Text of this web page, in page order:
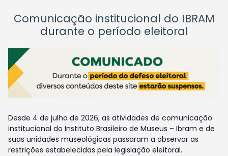
Comunicação institucional do IBRAM
durante o período eleitoral
Desde 4 de julho de 2026, as atividades de comunicação
institucional do Instituto Brasileiro de Museus – Ibram e de
suas unidades museológicas passaram a observar as
restrições estabelecidas pela legislação eleitoral.